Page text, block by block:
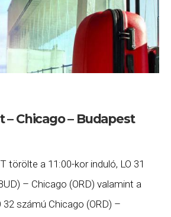
– Chicago – Budapest
törölte a 11:00-kor induló, LO 31
– Chicago (ORD) valamint a
32 számú Chicago (ORD) –